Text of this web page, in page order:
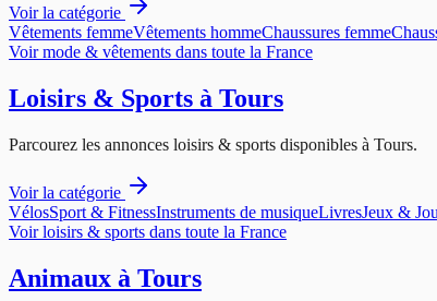
Voir la catégorie
Vêtements femmeVêtements hommeChaussures femme
Voirmode & vêtements dans toute la France
Loisirs & Sports à Tours
Parcourez les annonces loisirs & sports disponibles à Tours.
Voir la catégorie
VélosSport & FitnessInstruments de musiqueLivresJeux &
Voirloisirs & sports dans toute la France
Animaux à Tours